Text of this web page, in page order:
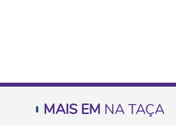
MAIS EM NA TAÇA